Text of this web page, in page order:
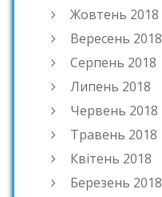
Жовтень 2018
Вересень 2018
Серпень 2018
Липень 2018
Червень 2018
Травень 2018
Квітень 2018
Березень 2018